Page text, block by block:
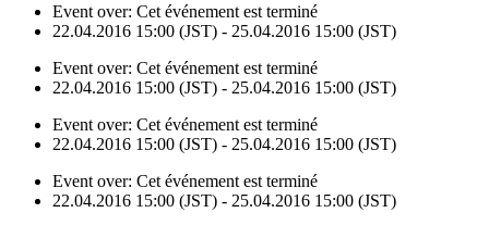
Event over: Cet événement est terminé
22.04.2016 15:00 (JST) - 25.04.2016 15:00 (JST)
Event over: Cet événement est terminé
22.04.2016 15:00 (JST) - 25.04.2016 15:00 (JST)
Event over: Cet événement est terminé
22.04.2016 15:00 (JST) - 25.04.2016 15:00 (JST)
Event over: Cet événement est terminé
22.04.2016 15:00 (JST) - 25.04.2016 15:00 (JST)